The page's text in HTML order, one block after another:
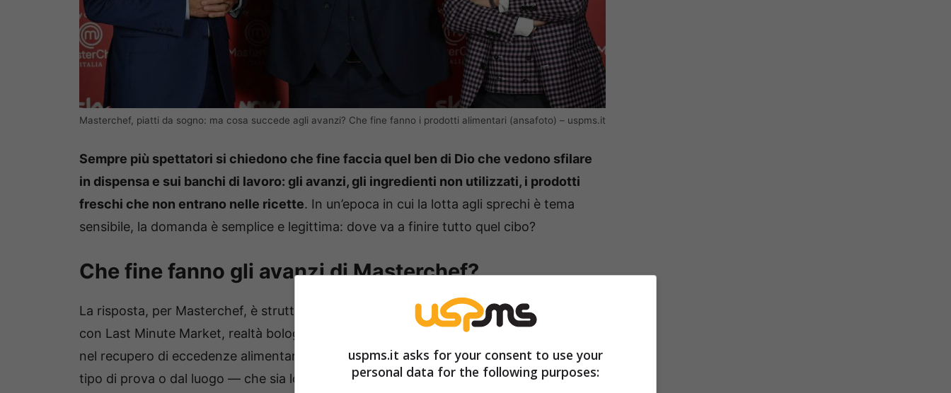
Masterchef, piatti da sogno: ma cosa succede agli avanzi? Che fine fanno i prodotti alimentari (ansafoto) – uspms.it
Sempre più spettatori si chiedono che fine faccia quel ben di Dio che vedono sfilare
in dispensa e sui banchi di lavoro: gli avanzi, gli ingredienti non utilizzati, i prodotti
freschi che non entrano nelle ricette. In un’epoca in cui la lotta agli sprechi è tema
sensibile, la domanda è semplice e legittima: dove va a finire tutto quel cibo?
Che fine fanno gli avanzi di Masterchef?
La risposta, per Masterchef, è strutturata e sistemica. Dal 2013 la produzione collabora
con Last Minute Market, realtà bolognese nata come iniziativa sociale e specializzata
nel recupero di eccedenze alimentari. Dopo ogni registrazione, indipendentemente dal
tipo di prova o dal luogo — che sia lo studio o una esterna — il cibo idoneo viene
uspms.it asks for your consent to use your
personal data for the following purposes: